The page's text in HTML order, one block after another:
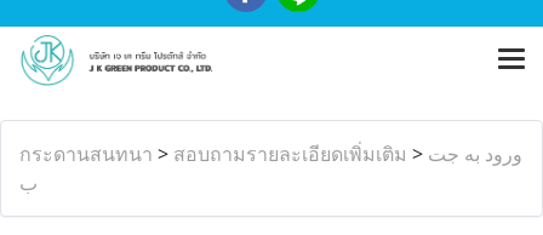
กระดานสนทนา > สอบถามรายละเอียดเพิ่มเติม > ورود به جت
ب